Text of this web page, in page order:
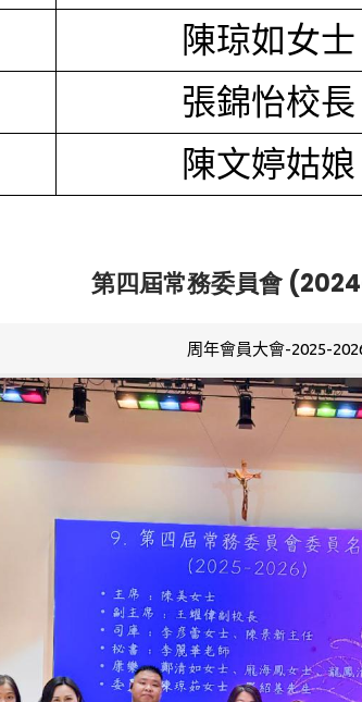
陳琼如女士
張錦怡校長
陳文婷姑娘
第四屆常務委員會
周年會員大會-2025-